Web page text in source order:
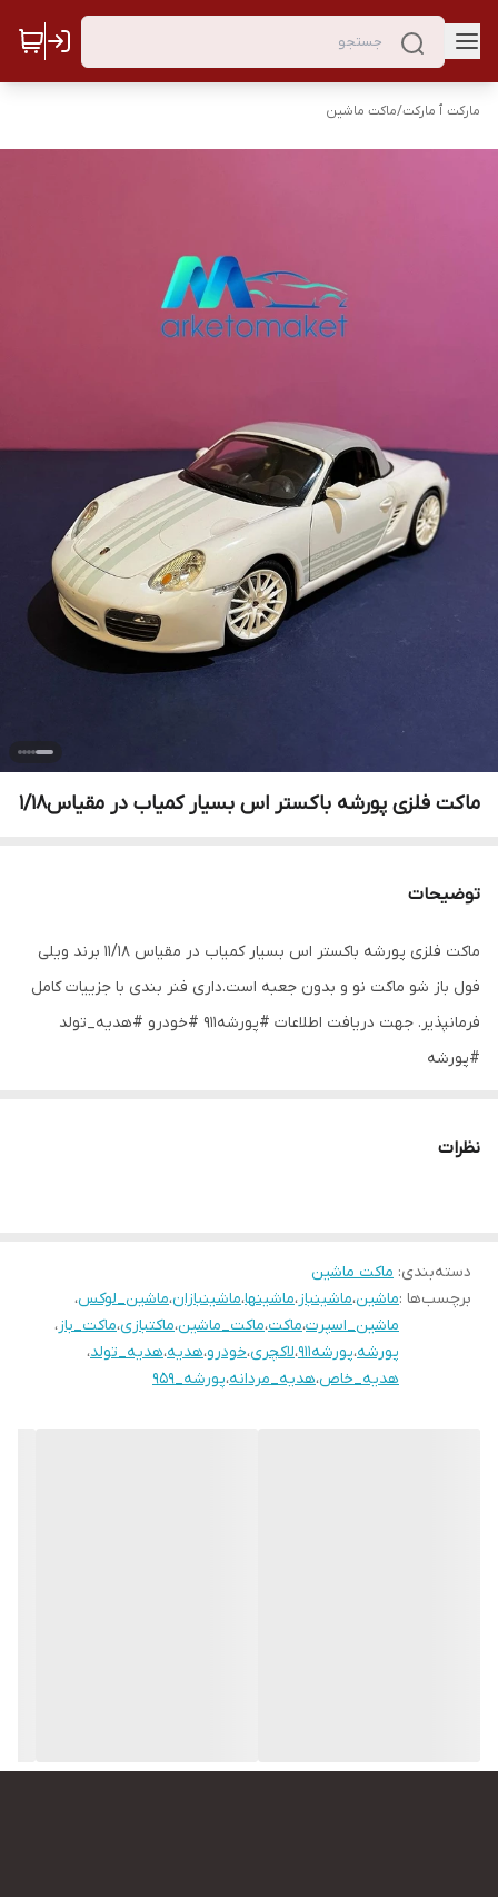
مارکت ٱ مارکت/ماکت ماشین
ماکت فلزی پورشه باکستر اس بسیار کمیاب در مقیاس۱/۱۸
توضیحات
ماکت فلزی پورشه باکستر اس بسیار کمیاب در مقیاس ۱۱/۱۸ برند ویلی
فول باز شو ماکت نو و بدون جعبه است.داری فنر بندی با جزییات کامل
فرمانپذیر. جهت دریافت اطلاعات #پورشه911 #خودرو #هدیه_تولد
#پورشه
نظرات
دسته‌بندی: ماکت ماشین
برچسب‌ها :ماشین،ماشینباز،ماشینها،ماشینبازان،ماشین_لوکس،
ماشین_اسپرت،ماکت،ماکت_ماشین،ماکتبازی،ماکت_باز،
پورشه،پورشه911 ،لاکچری،خودرو،هدیه،هدیه_تولد،
هدیه_خاص،هدیه_مردانه،پورشه_۹۵۹